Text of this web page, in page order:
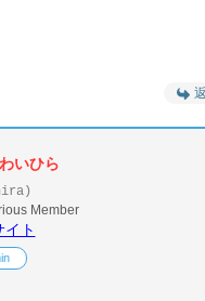
わいひら
Member
イト